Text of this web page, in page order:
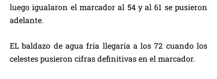
luego igualaron el marcador al 54 y al 61 se pusieron
adelante.
EL baldazo de agua fría llegaría a los 72 cuando los
celestes pusieron cifras definitivas en el marcador.